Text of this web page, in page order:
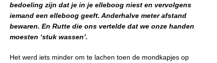
bedoeling zijn dat je in je elleboog niest en vervolgens
iemand een elleboog geeft. Anderhalve meter afstand
bewaren. En Rutte die ons vertelde dat we onze handen
moesten ‘stuk wassen’.
Het werd iets minder om te lachen toen de mondkapjes op